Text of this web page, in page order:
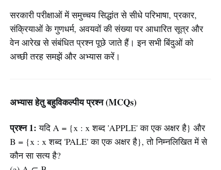
सरकारी परीक्षाओं में समुच्चय सिद्धांत से सीधे परिभाषा, प्रकार,
संक्रियाओं के गुणधर्म, अवयवों की संख्या पर आधारित सूत्र और
वेन आरेख से संबंधित प्रश्न पूछे जाते हैं। इन सभी बिंदुओं को
अच्छी तरह समझें और अभ्यास करें।
अभ्यास हेतु बहुविकल्पीय प्रश्न (MCQs)
प्रश्न 1: यदि A = {x : x शब्द 'APPLE' का एक अक्षर है} और
B = {x : x शब्द 'PALE' का एक अक्षर है}, तो निम्नलिखित में से
कौन सा सत्य है?